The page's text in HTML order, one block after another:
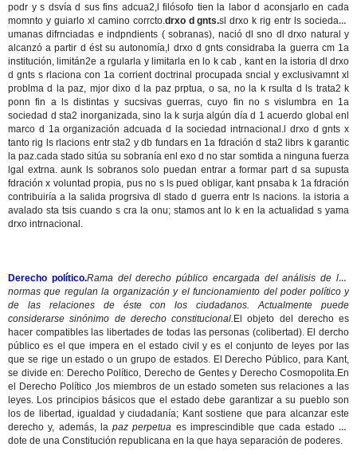
podr y s dsvía d sus fins adcua2,l filósofo tien la labor d aconsjarlo en cada
momnto y guiarlo xl camino corrcto.drxo d gnts.sl drxo k rig entr ls sociedads
umanas difrnciadas e indpndients ( sobranas), nació dl sno dl drxo natural y
alcanzó a partir d ést su autonomía,l drxo d gnts considraba la guerra cm 1a
institución, limitán2e a rgularla y limitarla en lo k cab , kant en la istoria dl drxo
d gnts s rlaciona con 1a corrient doctrinal procupada sncial y exclusivamnt xl
problma d la paz, mjor dixo d la paz prptua, o sa, no la k rsulta d ls trata2 k
ponn fin a ls distintas y sucsivas guerras, cuyo fin no s vislumbra en 1a
sociedad d sta2 inorganizada, sino la k surja algún día d 1 acuerdo global enl
marco d 1a organización adcuada d la sociedad intrnacional.l drxo d gnts x
tanto rig ls rlacions entr sta2 y db fundars en 1a fdración d sta2 librs k garantic
la paz.cada stado sitúa su sobranía enl exo d no star somtida a ninguna fuerza
lgal extrna. aunk ls sobranos solo puedan entrar a formar part d sa supusta
fdración x voluntad propia, pus no s ls pued obligar, kant pnsaba k 1a fdración
contribuiría a la salida progrsiva dl stado d guerra entr ls nacions. la istoria a
avalado sta tsis cuando s cra la onu; stamos ant lo k en la actualidad s yama
drxo intrnacional.
Derecho político.Rama del derecho público encargada del análisis de las
normas que regulan la organización y el funcionamiento del poder político y
de las relaciones de éste con los ciudadanos. Actualmente puede
considerarse sinónimo de derecho constitucional. El objeto del derecho es
hacer compatibles las libertades de todas las personas (colibertad). El dercho
público es el que impera en el estado civil y es el conjunto de leyes por las
que se rige un estado o un grupo de estados. El Derecho Público, para Kant,
se divide en: Derecho Político, Derecho de Gentes y Derecho Cosmopolita.En
el Derecho Político ,los miembros de un estado someten sus relaciones a las
leyes. Los principios básicos que el estado debe garantizar a su pueblo son
los de libertad, igualdad y ciudadanía; Kant sostiene que para alcanzar este
derecho y, además, lapaz perpetua es imprescindible que cada estado se
dote de una Constitución republicana en la que haya separación de poderes.